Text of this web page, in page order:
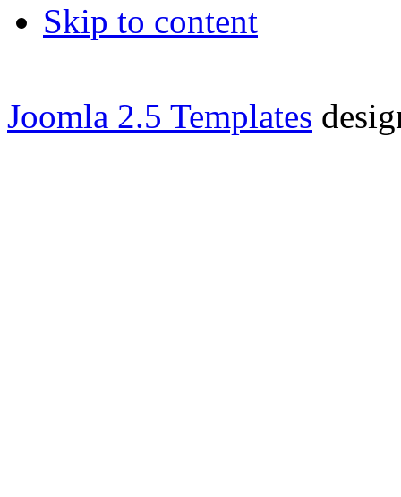
Skip to content
Joomla 2.5 Templates